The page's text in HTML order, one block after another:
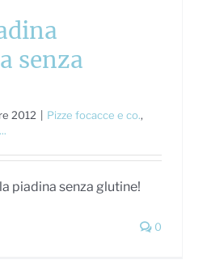
senza
2012 Pizze focacce e co.,
piadina senza glutine!
0